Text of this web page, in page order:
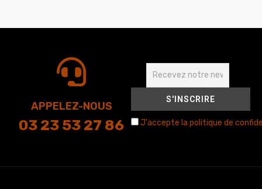
APPELEZ-NOUS
03 23 53 27 86 J'accepte la politique de